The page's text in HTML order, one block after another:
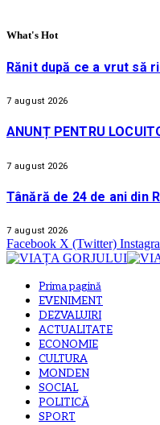
What's Hot
Rănit după ce a vrut să
7 august 2026
ANUNȚ PENTRU
7 august 2026
Tânără de 24 de ani din
7 august 2026
Facebook X (Twitter)
Prima pagină
EVENIMENT
DEZVALUIRI
ACTUALITATE
ECONOMIE
CULTURA
MONDEN
SOCIAL
POLITICĂ
SPORT